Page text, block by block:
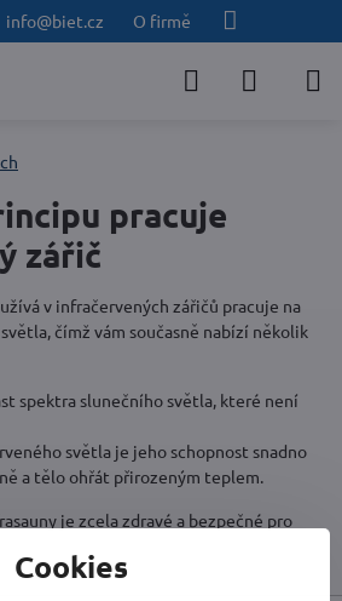
info@biet.cz O firmě
pracuje
zářič
v infračervených zářičů pracuje na
čímž vám současně nabízí několik
spektra slunečního světla, které není
světla je jeho schopnost snadno
a tělo ohřát přirozeným teplem.
je zcela zdravé a bezpečné pro
Cookies